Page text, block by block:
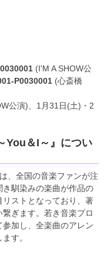
(I'M A SHOW公
P0030001 (心斎橋
公演)、1月31日(土)・2
You＆I～』につい
、全国の音楽ファンが注
馴染みの楽曲が作品の
ストとなっており、著
ぎます。若き音楽プロ
加し、全楽曲のアレン
す。